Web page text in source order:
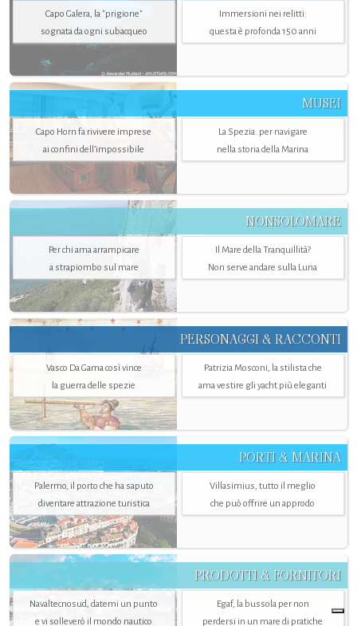
Capo Galera, la "prigione"
sognata da ogni subacqueo
Immersioni nei relitti:
questa è profonda 150 anni
MUSEI
Capo Horn fa rivivere imprese
ai confini dell’impossibile
La Spezia. per navigare
nella storia della Marina
NONSOLOMARE
Per chi ama arrampicare
a strapiombo sul mare
Il Mare della Tranquillità?
Non serve andare sulla Luna
PERSONAGGI & RACCONTI
Vasco Da Gama così vince
la guerra delle spezie
Patrizia Mosconi, la stilista che
ama vestire gli yacht più eleganti
PORTI & MARINA
Palermo, il porto che ha saputo
diventare attrazione turistica
Villasimius, tutto il meglio
che può offrire un approdo
PRODOTTI & FORNITORI
Navaltecnosud, datemi un punto
e vi solleverò il mondo nautico
Egaf, la bussola per non
perdersi in un mare di pratiche